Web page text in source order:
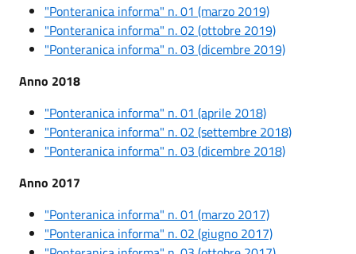
"Ponteranica informa" n. 01 (marzo 2019)
"Ponteranica informa" n. 02 (ottobre 2019)
"Ponteranica informa" n. 03 (dicembre 2019)
Anno 2018
"Ponteranica informa" n. 01 (aprile 2018)
"Ponteranica informa" n. 02 (settembre 2018)
"Ponteranica informa" n. 03 (dicembre 2018)
Anno 2017
"Ponteranica informa" n. 01 (marzo 2017)
"Ponteranica informa" n. 02 (giugno 2017)